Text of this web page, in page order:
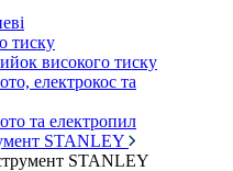
тиску
високого тиску
електрокос та
та електропил
STANLEY
STANLEY